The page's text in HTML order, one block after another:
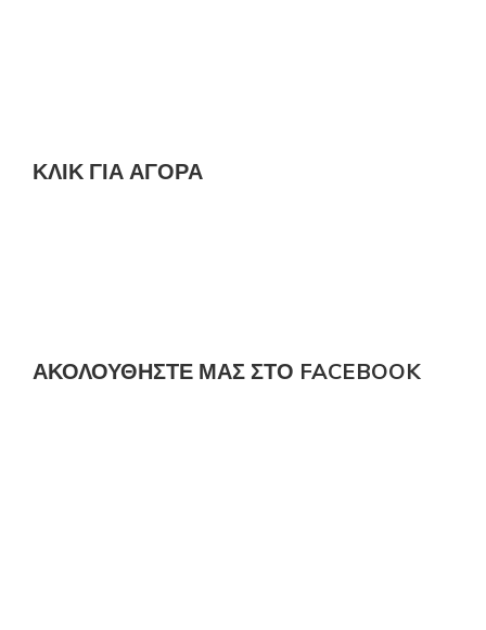
ΚΛΙΚ ΓΙΑ ΑΓΟΡΆ
ΑΚΟΛΟΎΘΗΣΤΕ ΜΑΣ ΣΤΟ FACEBOOK